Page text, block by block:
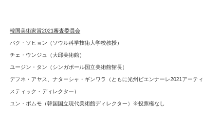
韓国美術家賞2021審査委員会
パク・ソヒョン（ソウル科学技術大学校教授）
チェ・ウンジュ（大邱美術館）
ユージン・タン（シンガポール国立美術館館長）
デフネ・アヤス、ナターシャ・ギンワラ（ともに光州ビエンナーレ2021アーティ
スティック・ディレクター）
ユン・ボムモ（韓国国立現代美術館ディレクター）※投票権なし